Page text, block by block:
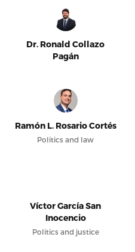
Dr. Ronald Collazo
Pagán
Ramón L. Rosario Cortés
Politics and law
Víctor García San
Inocencio
Politics and justice